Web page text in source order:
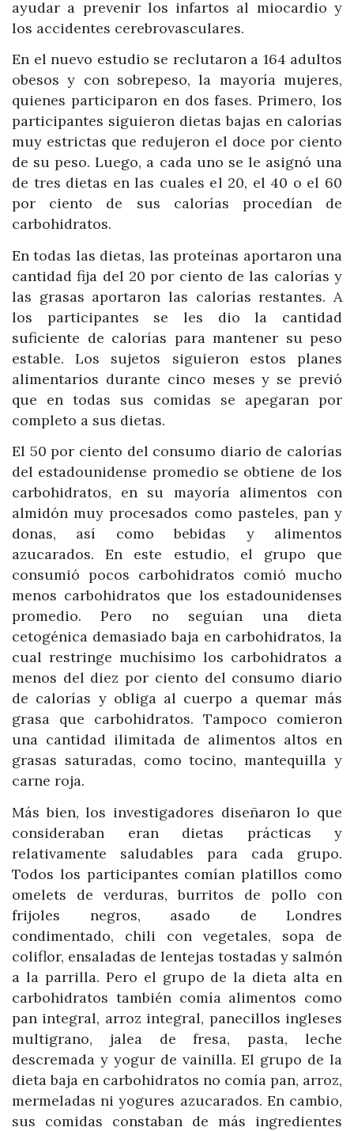
ayudar a prevenir los infartos al miocardio y
los accidentes cerebrovasculares.
En el nuevo estudio se reclutaron a 164 adultos
obesos y con sobrepeso, la mayoría mujeres,
quienes participaron en dos fases. Primero, los
participantes siguieron dietas bajas en calorías
muy estrictas que redujeron el doce por ciento
de su peso. Luego, a cada uno se le asignó una
de tres dietas en las cuales el 20, el 40 o el 60
por ciento de sus calorías procedían de
carbohidratos.
En todas las dietas, las proteínas aportaron una
cantidad fija del 20 por ciento de las calorías y
las grasas aportaron las calorías restantes. A
los participantes se les dio la cantidad
suficiente de calorías para mantener su peso
estable. Los sujetos siguieron estos planes
alimentarios durante cinco meses y se previó
que en todas sus comidas se apegaran por
completo a sus dietas.
El 50 por ciento del consumo diario de calorías
del estadounidense promedio se obtiene de los
carbohidratos, en su mayoría alimentos con
almidón muy procesados como pasteles, pan y
donas, así como bebidas y alimentos
azucarados. En este estudio, el grupo que
consumió pocos carbohidratos comió mucho
menos carbohidratos que los estadounidenses
promedio. Pero no seguían una dieta
cetogénica demasiado baja en carbohidratos, la
cual restringe muchísimo los carbohidratos a
menos del diez por ciento del consumo diario
de calorías y obliga al cuerpo a quemar más
grasa que carbohidratos. Tampoco comieron
una cantidad ilimitada de alimentos altos en
grasas saturadas, como tocino, mantequilla y
carne roja.
Más bien, los investigadores diseñaron lo que
consideraban eran dietas prácticas y
relativamente saludables para cada grupo.
Todos los participantes comían platillos como
omelets de verduras, burritos de pollo con
frijoles negros, asado de Londres
condimentado, chili con vegetales, sopa de
coliflor, ensaladas de lentejas tostadas y salmón
a la parrilla. Pero el grupo de la dieta alta en
carbohidratos también comía alimentos como
pan integral, arroz integral, panecillos ingleses
multigrano, jalea de fresa, pasta, leche
descremada y yogur de vainilla. El grupo de la
dieta baja en carbohidratos no comía pan, arroz,
mermeladas ni yogures azucarados. En cambio,
sus comidas constaban de más ingredientes